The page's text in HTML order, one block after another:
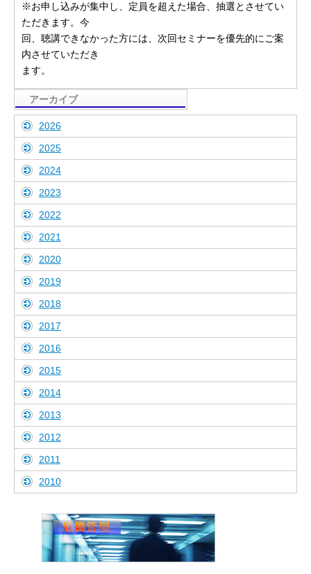
※お申し込みが集中し、定員を超えた場合、抽選とさせてい
ただきます。今
回、聴講できなかった方には、次回セミナーを優先的にご案
内させていただき
ます。
アーカイブ
2026
2025
2024
2023
2022
2021
2020
2019
2018
2017
2016
2015
2014
2013
2012
2011
2010